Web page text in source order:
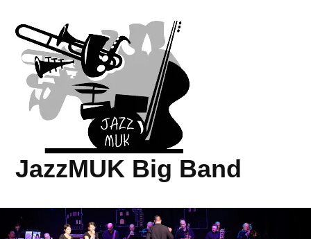
JazzMUK Big Band